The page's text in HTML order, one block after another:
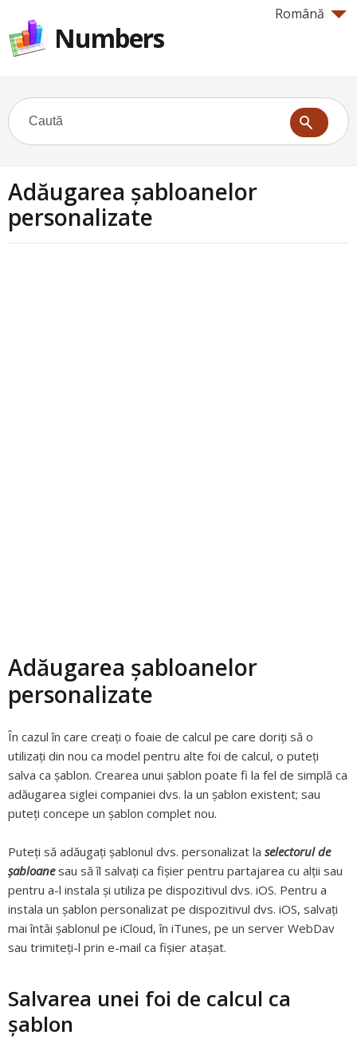
Română
Numbers
Adăugarea şabloanelor
personalizate
Adăugarea şabloanelor
personalizate
În cazul în care creați o foaie de calcul pe care doriți să o
utilizați din nou ca model pentru alte foi de calcul, o puteți
salva ca șablon. Crearea unui șablon poate fi la fel de simplă ca
adăugarea siglei companiei dvs. la un șablon existent; sau
puteți concepe un șablon complet nou.
Puteți să adăugați șablonul dvs. personalizat la selectorul de
șabloanesau să îl salvați ca fișier pentru partajarea cu alții sau
pentru a-l instala și utiliza pe dispozitivul dvs. iOS. Pentru a
instala un șablon personalizat pe dispozitivul dvs. iOS, salvați
mai întâi șablonul pe iCloud, în iTunes, pe un server WebDav
sau trimiteți-l prin e-mail ca fișier atașat.
Salvarea unei foi de calcul ca
șablon